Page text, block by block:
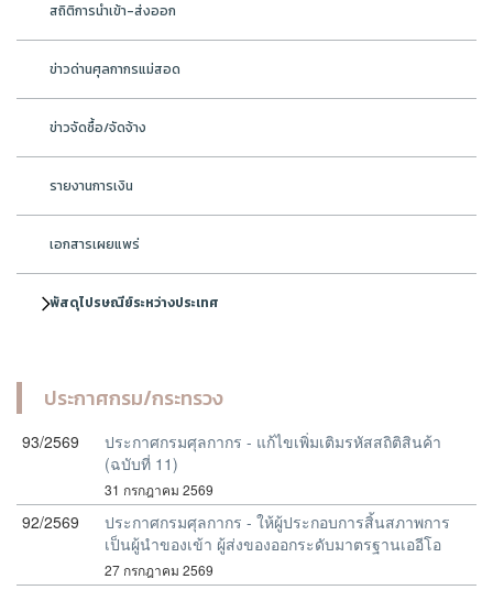
สถิติการนำเข้า-ส่งออก
ข่าวด่านศุลกากรแม่สอด
ข่าวจัดซื้อ/จัดจ้าง
รายงานการเงิน
เอกสารเผยแพร่
พัสดุไปรษณีย์ระหว่างประเทศ
ประกาศกรม/กระทรวง
93/2569
ประกาศกรมศุลกากร - แก้ไขเพิ่มเติมรหัสสถิติสินค้า
(ฉบับที่ 11)
31 กรกฎาคม 2569
92/2569
ประกาศกรมศุลกากร - ให้ผู้ประกอบการสิ้นสภาพการ
เป็นผู้นำของเข้า ผู้ส่งของออกระดับมาตรฐานเออีโอ
27 กรกฎาคม 2569